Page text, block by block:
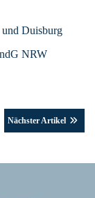
Duisburg
NRW
Nächster Artikel